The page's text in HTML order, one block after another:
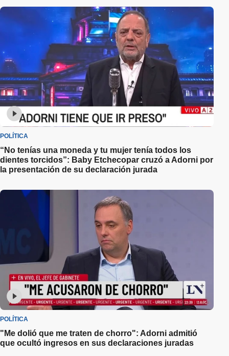
POLÍTICA
“No tenías una moneda y tu mujer tenía todos los
dientes torcidos”: Baby Etchecopar cruzó a Adorni por
la presentación de su declaración jurada
POLÍTICA
"Me dolió que me traten de chorro": Adorni admitió
que ocultó ingresos en sus declaraciones juradas